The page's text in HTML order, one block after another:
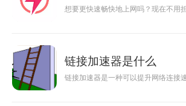
想要更快速畅快地上网吗？现在不用
链接加速器是什么
链接加速器是一种可以提升网络连接